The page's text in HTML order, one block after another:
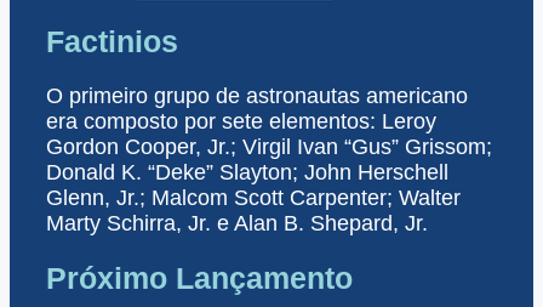
Factinios
O primeiro grupo de astronautas americano
era composto por sete elementos: Leroy
Gordon Cooper, Jr.; Virgil Ivan “Gus” Grissom;
Donald K. “Deke” Slayton; John Herschell
Glenn, Jr.; Malcom Scott Carpenter; Walter
Marty Schirra, Jr. e Alan B. Shepard, Jr.
Próximo Lançamento